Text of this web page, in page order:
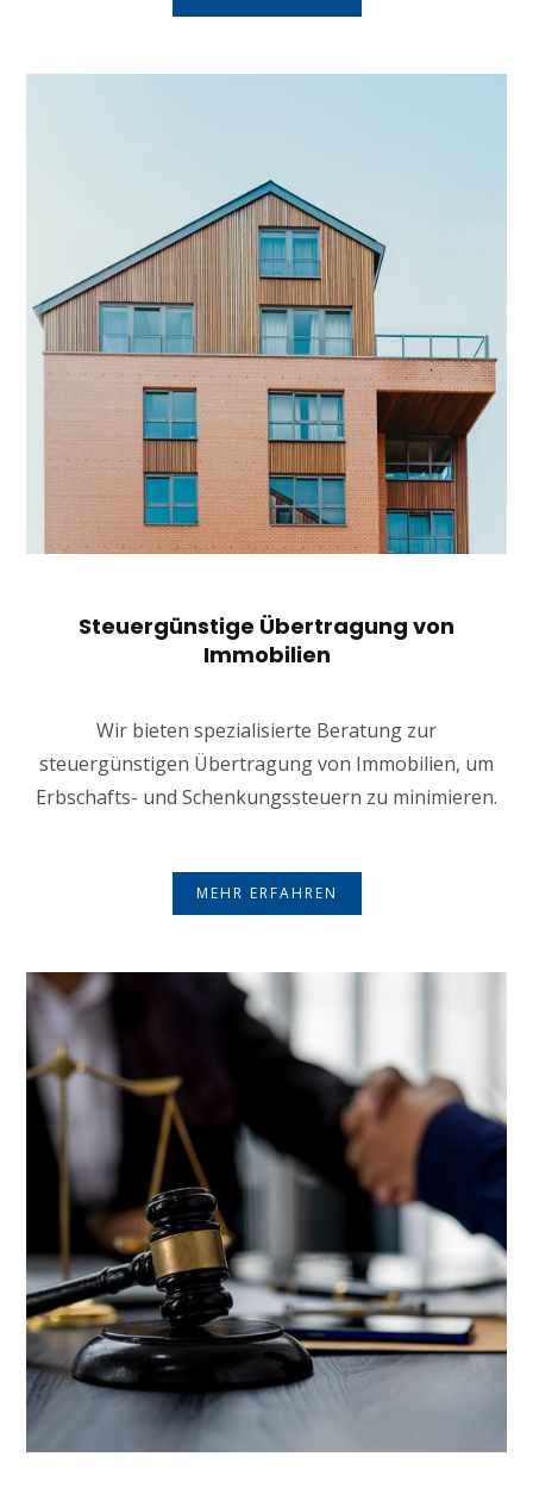
Steuergünstige Übertragung von
Immobilien
Wir bieten spezialisierte Beratung zur
steuergünstigen Übertragung von Immobilien, um
Erbschafts- und Schenkungssteuern zu minimieren.
MEHR ERFAHREN